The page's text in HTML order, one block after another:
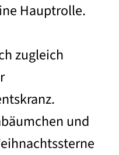
Hauptrolle.
zugleich
und